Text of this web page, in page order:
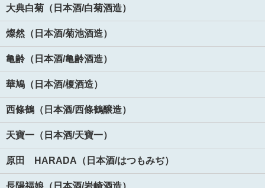
大典白菊（日本酒/白菊酒造）
燦然（日本酒/菊池酒造）
亀齢（日本酒/亀齢酒造）
華鳩（日本酒/榎酒造）
西條鶴（日本酒/西條鶴醸造）
天寶一（日本酒/天寶一）
原田 HARADA（日本酒/はつもみぢ）